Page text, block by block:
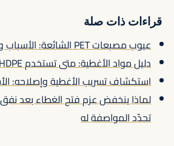
قراءات ذات صلة
عيوب مصبعات PET الشائعة: الأسباب والوقاية
دليل مواد الأغطية: متى تستخدم HDPE أو PP أو LDPE
استكشاف تسريب الأغطية وإصلاحه:
لماذا ينخفض عزم فتح الغطاء بعد
تحدّد المواصفة له